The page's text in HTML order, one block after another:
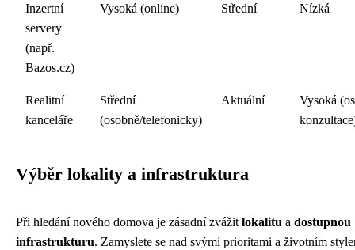
Inzertní
servery
(např.
Bazos.cz)
Vysoká (online) Střední Nízká
Realitní
kanceláře
Střední
(osobně/telefonicky)
Aktuální
Vysoká
Výběr lokality a infrastruktura
Při hledání nového domova je zásadní zvážit lokalitu a dostupnou
infrastrukturu. Zamyslete se nad svými prioritami a životním